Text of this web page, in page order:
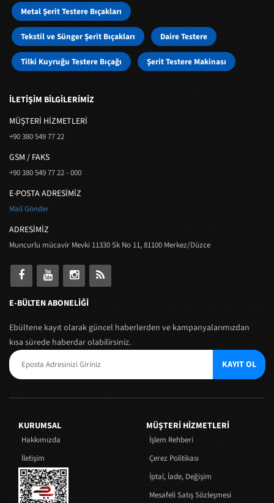
Metal Şerit Testere Bıçakları
Tekstil ve Sünger Şerit Bıçakları Daire Testere
Tilki Kuyruğu Testere Bıçağı Şerit Testere Makinası
İLETİŞİM BİLGİLERİMİZ
MÜŞTERI HIZMETLERI
+90 380 549 77 22
GSM / FAKS
+90 380 549 77 22 - 000
E-POSTA ADRESİMİZ
Mail Gönder
ADRESİMİZ
Muncurlu mücavir Mevki 11330 Sk No 11, 81100 Merkez/Düzce
E-BÜLTEN ABONELİĞİ
Ebültene kayıt olarak güncel haberlerden ve kampanyalarımızdan
kısa sürede haberdar olabilirsiniz.
KAYIT OL
KURUMSAL
Hakkımızda
İletişim
MÜŞTERI HIZMETLERI
İşlem Rehberi
Çerez Politikası
İptal, İade, Değişim
Mesafeli Satış Sözleşmesi